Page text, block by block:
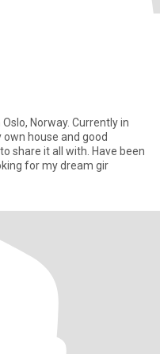
Norway. Currently in
all with. Have been
Lviv several times before. Looking for my dream gir